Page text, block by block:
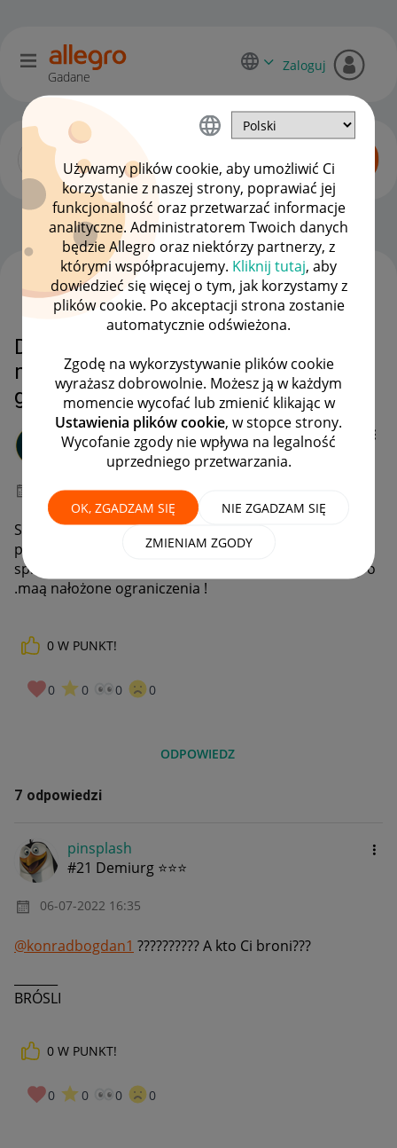
Używamy plików cookie, aby umożliwić Ci
korzystanie z naszej strony, poprawiać jej
funkcjonalność oraz przetwarzać informacje
analityczne. Administratorem Twoich danych
będzie Allegro oraz niektórzy partnerzy, z
którymi współpracujemy. Kliknij tutaj, aby
dowiedzieć się więcej o tym, jak korzystamy z
plików cookie. Po akceptacji strona zostanie
automatycznie odświeżona.
Zgodę na wykorzystywanie plików cookie
wyrażasz dobrowolnie. Możesz ją w każdym
momencie wycofać lub zmienić klikając w
Ustawienia plików cookie, w stopce strony.
Wycofanie zgody nie wpływa na legalność
uprzedniego przetwarzania.
OK, ZGADZAM SIĘ NIE ZGADZAM SIĘ
ZMIENIAM ZGODY
Gadane
Zaloguj
Zaawansowani sprzedawcy OPCJE
Dlaczego Prywatni Sprzedawcy nie
mogą udostępniać sprzedaży za
granićę .DYSKRYMINACJA !
konradbogdan1
#8 Zapaleniec
‎06-07-2022 16:31
Sprzedawałem do różnych Krajów .Kupujący z Niemiec
poprosił mnie o koszty i odpowiedziałem Jemu że
sprzedający prywatni są dyskryminowani przez Allegro
.maą nałożone ograniczenia !
0 W PUNKT!
0 0 0 0
ODPOWIEDZ
WSZYSTKIE TEMATY
7 odpowiedzi
pinsplash
#21 Demiurg ⭐⭐⭐
‎06-07-2022 16:35
@konradbogdan1 ?????????? A kto Ci broni???
BRÓSLI
0 W PUNKT!
0 0 0 0